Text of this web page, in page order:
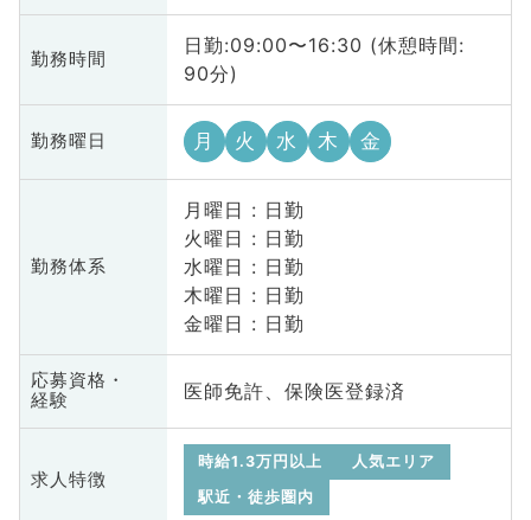
勤務時間
日勤:09:00〜16:30 (休憩時間:
90分)
勤務曜日 月 火 水 木 金
勤務体系
月曜日 : 日勤
火曜日 : 日勤
水曜日 : 日勤
木曜日 : 日勤
金曜日 : 日勤
応募資格・
経験
医師免許、保険医登録済
求人特徴
時給1.3万円以上
人気エリア
駅近・徒歩圏内